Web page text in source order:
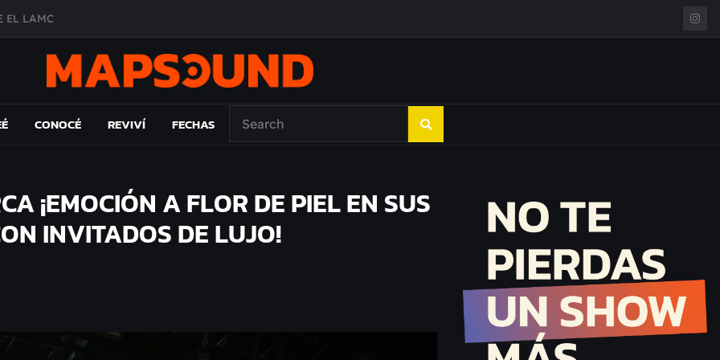
EL LAMC
DE ÉPOCA EN FORMA DE DISCO
CONOCÉ REVIVÍ FECHAS
¡EMOCIÓN A FLOR DE PIEL EN SUS
INVITADOS DE LUJO!